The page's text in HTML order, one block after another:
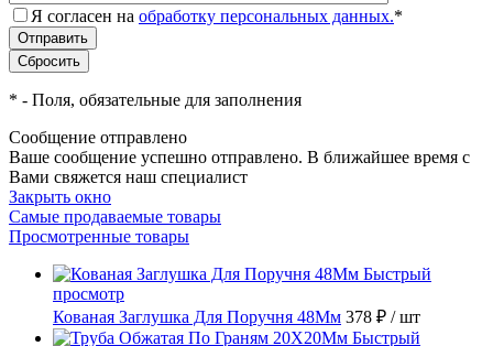
Я согласен на обработку персональных данных.*
* - Поля, обязательные для заполнения
Сообщение отправлено
Ваше сообщение успешно отправлено. В ближайшее время с
Вами свяжется наш специалист
Закрыть окно
Самые продаваемые товары
Просмотренные товары
Быстрый
просмотр
Кованая Заглушка Для Поручня 48Мм 378 ₽ / шт
Быстрый